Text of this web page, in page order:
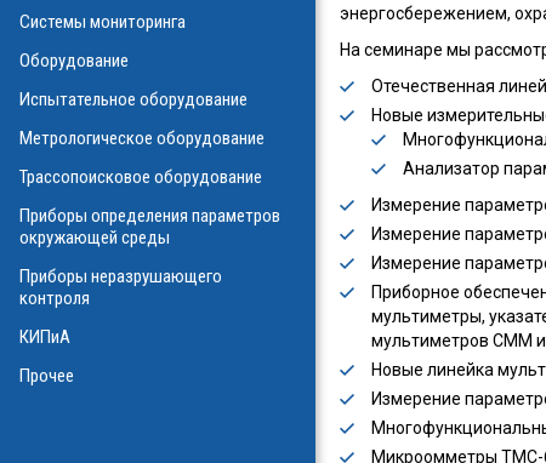
энергосбережением,
На семинаре мы
Отечественная
Новые
Анализатор
Измерение
Измерение
Измерение
Приборное
мультиметры,
мультиметров СММ
Новые линейка
Измерение
Микроомметры ТМС-
Системы мониторинга
Оборудование
Испытательное оборудование
Метрологическое оборудование
Трассопоисковое оборудование
Приборы определения параметров
окружающей среды
Приборы неразрушающего
контроля
КИПиА
Прочее
ноль
УФ)
инверсионной
оборудования
масле
физических